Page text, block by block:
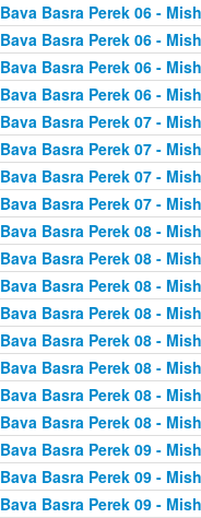
Bava Basra Perek 06 -
Bava Basra Perek 06 -
Bava Basra Perek 06 -
Bava Basra Perek 06 -
Bava Basra Perek 07 -
Bava Basra Perek 07 -
Bava Basra Perek 07 -
Bava Basra Perek 07 -
Bava Basra Perek 08 -
Bava Basra Perek 08 -
Bava Basra Perek 08 -
Bava Basra Perek 08 -
Bava Basra Perek 08 -
Bava Basra Perek 08 -
Bava Basra Perek 08 -
Bava Basra Perek 08 -
Bava Basra Perek 09 -
Bava Basra Perek 09 -
Bava Basra Perek 09 -